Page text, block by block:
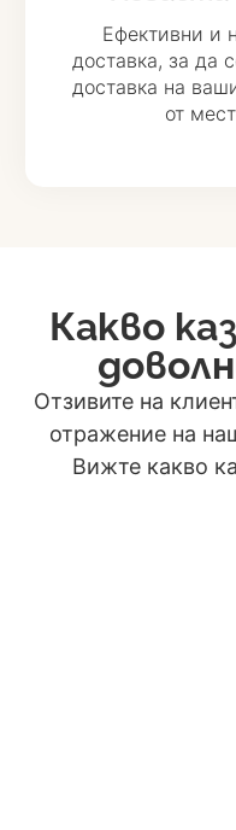
Ефективни и
доставка, за да
доставка на
от
Какво
Отзивите на
отражение на
Вижте какво